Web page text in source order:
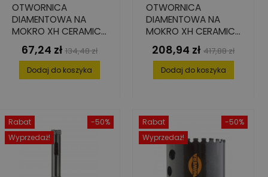
OTWORNICA
DIAMENTOWA NA
MOKRO XH CERAMICS
19 MM
Cena
67,24 zł Cena
podstawowa
134,48 zł
Dodaj do koszyka
OTWORNICA
DIAMENTOWA NA
MOKRO XH CERAMICS
79 MM
Cena
208,94 zł Cena
podstawowa
417,88 zł
Dodaj do koszyka
-50%
Rabat
Wyprzedaż!
-50%
Rabat
Wyprzedaż!